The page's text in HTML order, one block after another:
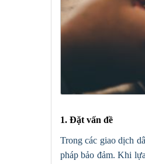
1. Đặt vấn đề
Trong các giao dịch
pháp bảo đảm. Khi